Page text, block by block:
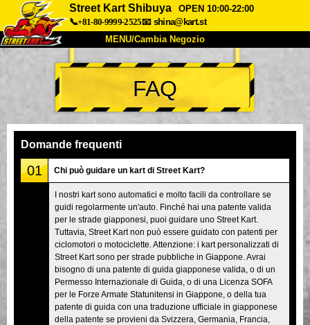
Street Kart Shibuya
OPEN 10:00-22:00
📞+81-80-9999-2525📧 shina@kart.st
MENU/Cambia Negozio
INIZIO
Chi Siamo Specifiche Prezzo
Recensioni
Azienda
Tokyo Shinagawa Tokyo Akihabara#1
Tokyo Akihabara#2 Tokyo Shibuya
Tokyo Shibuya Annex Tokyo Bay
Tokyo Asakusa Osaka
Okinawa
FAQ
Domande frequenti
01 Chi può guidare un kart di Street Kart?
I nostri kart sono automatici e molto facili da controllare se
guidi regolarmente un'auto. Finché hai una patente valida
per le strade giapponesi, puoi guidare uno Street Kart.
Tuttavia, Street Kart non può essere guidato con patenti per
ciclomotori o motociclette. Attenzione: i kart personalizzati di
Street Kart sono per strade pubbliche in Giappone. Avrai
bisogno di una patente di guida giapponese valida, o di un
Permesso Internazionale di Guida, o di una Licenza SOFA
per le Forze Armate Statunitensi in Giappone, o della tua
patente di guida con una traduzione ufficiale in giapponese
della patente se provieni da Svizzera, Germania, Francia,